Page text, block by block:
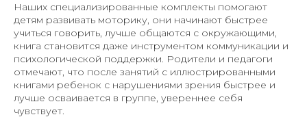
Наших специализированные комплекты помогают
детям развивать моторику, они начинают быстрее
учиться говорить, лучше общаются с окружающими,
книга становится даже инструментом коммуникации и
психологической поддержки. Родители и педагоги
отмечают, что после занятий с иллюстрированными
книгами ребенок с нарушениями зрения быстрее и
лучше осваивается в группе, увереннее себя
чувствует.